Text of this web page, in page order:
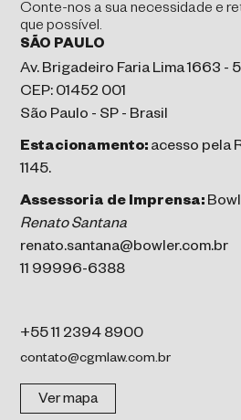
Conte-nos a sua necessidade e
que possível.
SÃO PAULO
Av. Brigadeiro Faria Lima 1663 -
CEP: 01452 001
São Paulo - SP - Brasil
Estacionamento: acesso pela
1145.
Assessoria de Imprensa:
Renato Santana
renato.santana@bowler.com.br
11 99996-6388
+55 11 2394 8900
contato@cgmlaw.com.br
Ver mapa